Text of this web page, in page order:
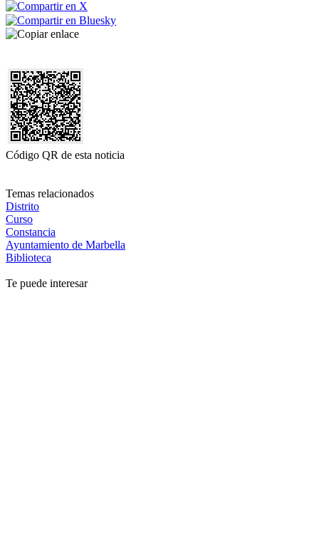
Código QR de esta noticia
Temas relacionados
Distrito
Curso
Constancia
Ayuntamiento de Marbella
Biblioteca
Te puede interesar